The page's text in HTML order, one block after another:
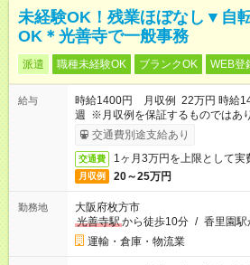
未経験OK！残業ほぼなし▼自
OK＊光善寺で一般事務
派遣 職種未経験OK ブランクOK WEB登
給与
時給1400円 月収例 22万円 時給
週 ※月収例を保証するものではあ
ービス利用可（利用条件有）
交通費別途支給あり
交通費 1ヶ月3万円を上限として実
月収例 20～25万円
勤務地
大阪府枚方市
光善寺駅から徒歩10分 / 香里園
運輸・倉庫・物流業